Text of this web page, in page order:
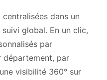
dans un
global. En un clic,
par
département, par
visibilité 360° sur